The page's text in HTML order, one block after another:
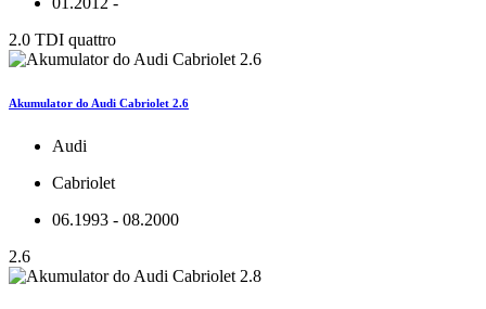
2.0 TDI quattro
Akumulator do Audi Cabriolet 2.6
Audi
Cabriolet
06.1993 - 08.2000
2.6